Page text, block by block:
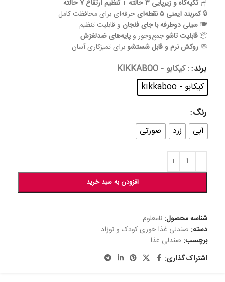
🪑 تکیه‌گاه و زیرپایی ۳ حالته + تنظیم ارتفاع ۷ حالته
🔒کمربند ایمنی ۵ نقطه‌ای
حرفه‌ای برای محافظت کامل
🍽️ سینی دوطرفه با جای فنجان و قابلیت تنظیم
📦قابلیت تاشوجمع‌وجور وپایه‌های ضدلغزش
🧼 روکش نرم و قابل شستشوبرای تمیزکاری آسان
برند : کیکابو - KIKKABOO
کیکابو - kikkaboo
رنگ
آبی
زرد صورتی
افزودن به سبد خرید
شناسه محصول: نامعلوم
دسته: صندلی غذا خوری کودک و نوزاد
برچسب: صندلی غذا
اشتراک گذاری: